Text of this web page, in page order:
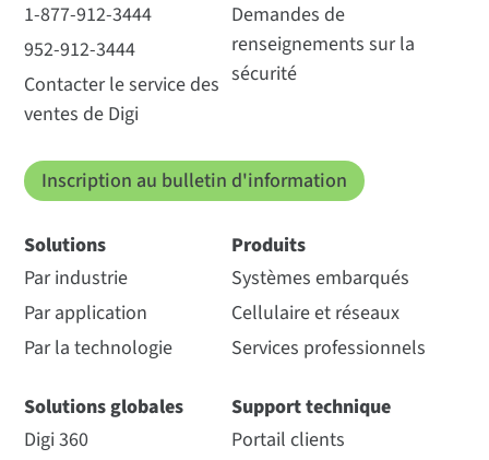
1-877-912-3444
952-912-3444
Contacter le service des
ventes de Digi
Demandes de
renseignements sur la
sécurité
Inscription au bulletin d'information
Solutions
Par industrie
Par application
Par la technologie
Solutions globales
Digi 360
Produits
Systèmes embarqués
Cellulaire et réseaux
Services professionnels
Support technique
Portail clients